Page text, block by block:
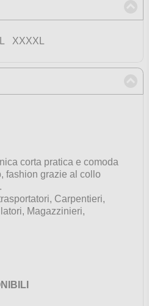
collapse contents
XXXXL
contents
corta pratica e comoda
fashion grazie al collo
Carpentieri,
Magazzinieri,